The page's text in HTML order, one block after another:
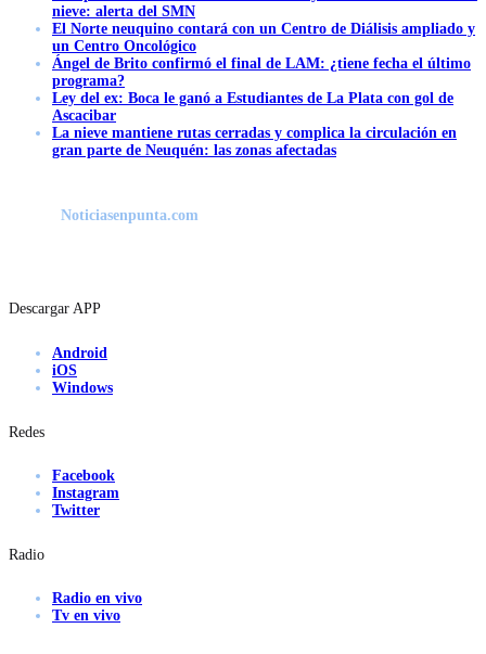
nieve: alerta del SMN
El Norte neuquino contará con un Centro de Diálisis ampliado y
un Centro Oncológico
Ángel de Brito confirmó el final de LAM: ¿tiene fecha el último
programa?
Ley del ex: Boca le ganó a Estudiantes de La Plata con gol de
Ascacibar
La nieve mantiene rutas cerradas y complica la circulación en
gran parte de Neuquén: las zonas afectadas
Noticiasenpunta.com
Descargar APP
Android
iOS
Windows
Redes
Facebook
Instagram
Twitter
Radio
Radio en vivo
Tv en vivo